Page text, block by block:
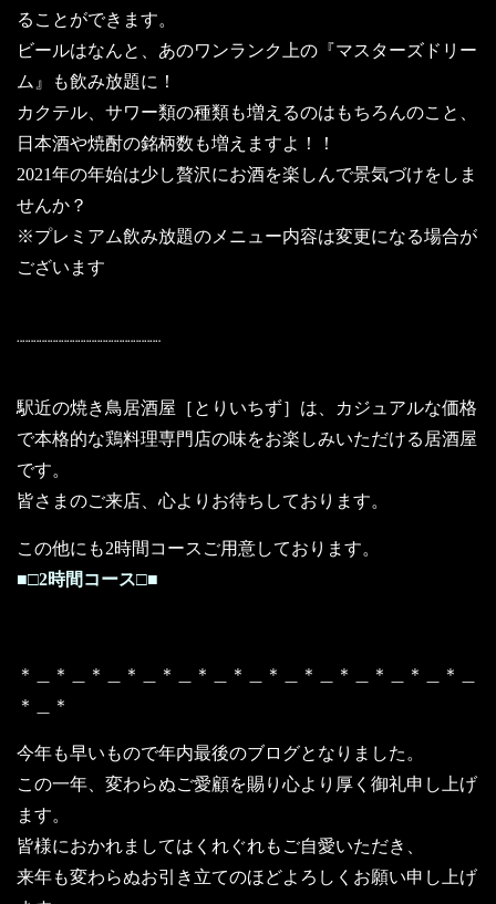
ることができます。
ビールはなんと、あのワンランク上の『マスターズドリー
ム』も飲み放題に！
カクテル、サワー類の種類も増えるのはもちろんのこと、
日本酒や焼酎の銘柄数も増えますよ！！
2021年の年始は少し贅沢にお酒を楽しんで景気づけをしま
せんか？
※プレミアム飲み放題のメニュー内容は変更になる場合が
ございます
¨¨¨¨¨¨¨¨¨¨¨¨¨¨¨¨¨¨¨¨¨¨¨¨¨¨
駅近の焼き鳥居酒屋［とりいちず］は、カジュアルな価格
で本格的な鶏料理専門店の味をお楽しみいただける居酒屋
です。
皆さまのご来店、心よりお待ちしております。
この他にも2時間コースご用意しております。
■□2時間コース□■
＊＿＊＿＊＿＊＿＊＿＊＿＊＿＊＿＊＿＊＿＊＿＊＿＊＿
＊＿＊
今年も早いもので年内最後のブログとなりました。
この一年、変わらぬご愛顧を賜り心より厚く御礼申し上げ
ます。
皆様におかれましてはくれぐれもご自愛いただき、
来年も変わらぬお引き立てのほどよろしくお願い申し上げ